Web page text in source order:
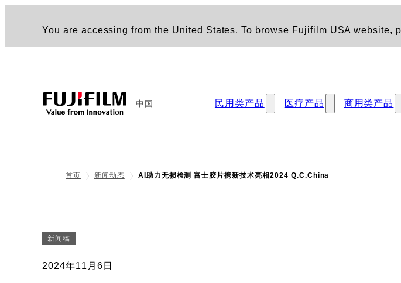
You are accessing from the United States. To browse Fujifilm USA website,
中国 民用类产品 医疗产品 商用类产品
首页 新闻动态 AI助力无损检测 富士胶片携新技术亮相2024 Q.C.China
新闻稿
2024年11月6日